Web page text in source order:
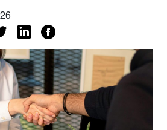
salário e metas.
é outro. O que está
pauta é